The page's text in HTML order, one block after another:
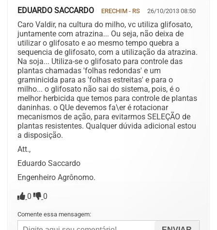
EDUARDO SACCARDO ERECHIM - RS 26/10/2013 08:50
Caro Valdir, na cultura do milho, vc utiliza glifosato,
juntamente com atrazina... Ou seja, não deixa de
utilizar o glifosato e ao mesmo tempo quebra a
sequencia de glifosato, com a utilização da atrazina.
Na soja... Utiliza-se o glifosato para controle das
plantas chamadas 'folhas redondas' e um
graminicida para as 'folhas estreitas' e para o
milho... o glifosato não sai do sistema, pois, é o
melhor herbicida que temos para controle de plantas
daninhas. o QUe devemos fa\er é rotacionar
mecanismos de ação, para evitarmos SELEÇÃO de
plantas resistentes. Qualquer dúvida adicional estou
a disposição.
Att.,
Eduardo Saccardo
Engenheiro Agrônomo.
0 0
Comente essa mensagem: